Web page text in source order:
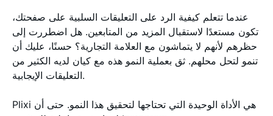
عندما تتعلم كيفية الرد على التعليقات السلبية على صفحتك،
تكون مستعدًا لاستقبال المزيد من المتابعين. هل اضطررت إلى
حظرهم لأنهم لا يتماشون مع العلامة التجارية؟ حسنًا، عليك أن
تنمو لتحل محلهم. ثق بعملية النمو هذه مع كيان لديه الكثير من
التعليقات الإيجابية.
Plixi هي الأداة الوحيدة التي تحتاجها لتحقيق هذا النمو. حتى أن